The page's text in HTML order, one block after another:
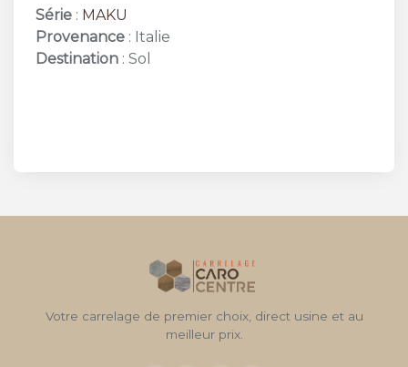
Série : MAKU
Provenance : Italie
Destination : Sol
Votre carrelage de premier choix, direct usine et au
meilleur prix.